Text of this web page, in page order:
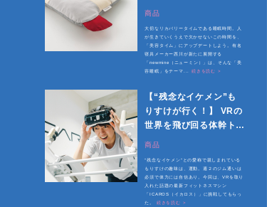
登場
商品
大切なリカバリータイムである睡眠時間。人
が生きていくうえで欠かせないこの時間を、
「美容タイム」にアップデートしよう。有名
寝具メーカー西川が新たに展開する
「newmine（ニューミン）」は、そんな「美
容睡眠」をテーマ...続きを読む >
【“残念なイケメン”も
りすけが行く！】 VRの
世界を飛び回る体幹トレ
ーニング「イカロス」に
商品
“残念なイケメン”との愛称で親しまれている
もりすけの趣味は、運動。週２のジム通いは
必須で体力には自信あり。今回は、VRを取り
入れた話題の最新フィットネスマシン
「ICAROS（イカロス）」に挑戦してもらっ
た。 続きを読む >